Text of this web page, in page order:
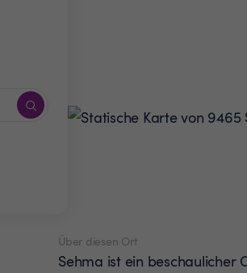
Über diesen Ort
Sehma ist ein beschaulicher